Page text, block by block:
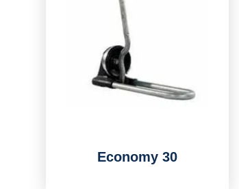
Economy 30